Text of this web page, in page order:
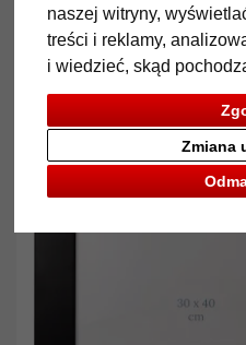
naszej witryny,
treści i reklamy,
i wiedzieć, skąd
Zmiana